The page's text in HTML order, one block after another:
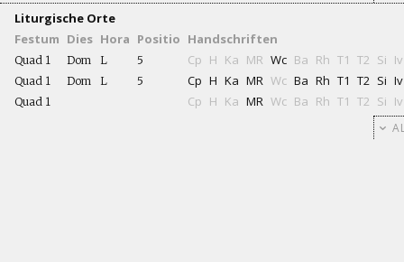
Liturgische Orte
Festum Dies Hora Positio Handschriften
Quad 1 Dom L 5 Cp H Ka MR Wc Ba Rh T1 T2 Si Iv
Quad 1 Dom L 5 Cp H Ka MR Wc Ba Rh T1 T2 Si Iv
Quad 1 Cp H Ka MR Wc Ba Rh T1 T2 Si Iv